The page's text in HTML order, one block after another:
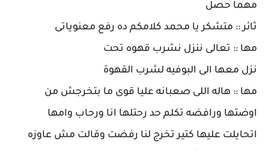
مهما حصل
ثائر :: متشكر يا محمد كلامكم ده رفع معنوياتى
مها :: تعالى ننزل نشرب قهوه تحت
نزل معها الى البوفيه لشرب القهوة
مها :: هاله اللى صعبانه عليا قوى ما بتخرجش من
اوضتها ورافضه تكلم حد رحتلها انا ورحاب وامها
اتحايلت عليها كتير تخرج لنا رفضت وقالت مش عاوزه